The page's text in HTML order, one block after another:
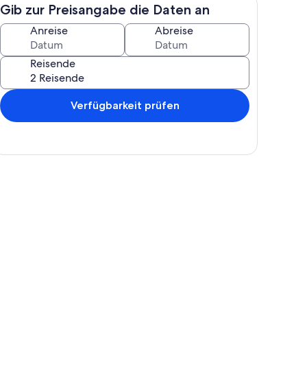
Zimmer
Gib zur Preisangabe die Daten an
Anreise Abreise
Reisende
Verfügbarkeit prüfen